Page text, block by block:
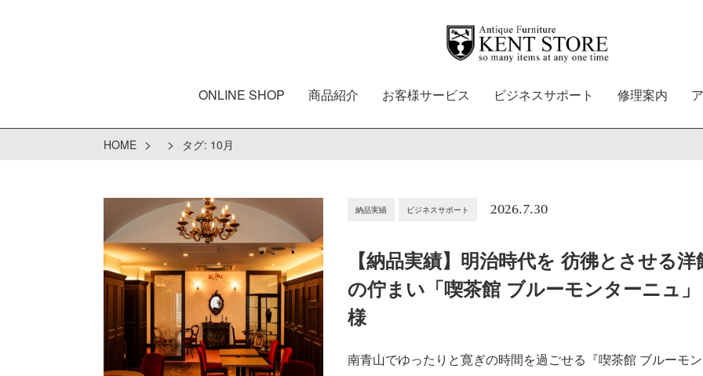
ONLINE SHOP 商品紹介 お客様サービス ビジネスサポート 修理案内
HOME > > タグ: 10月
納品実績 ビジネスサポート 2026.7.30
【納品実績】明治時代を 彷彿とさせる洋
の佇まい「喫茶館 ブルーモンターニュ」
様
南青山でゆったりと寛ぎの時間を過ごせる『喫茶館 ブルーモ